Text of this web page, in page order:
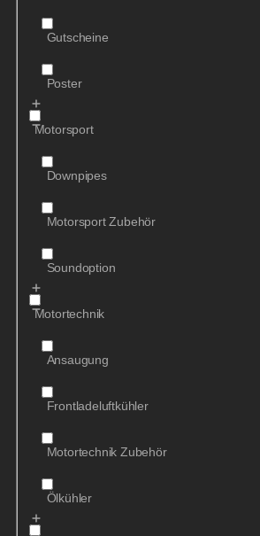
Gutscheine
Poster
Motorsport
Downpipes
Motorsport Zubehör
Soundoption
Motortechnik
Ansaugung
Frontladeluftkühler
Motortechnik Zubehör
Ölkühler